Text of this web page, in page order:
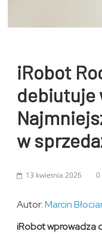
iRobot
debiutuje
w
13 kwietnia 2026 0
Autor:Marcin
iRobot wprowadza